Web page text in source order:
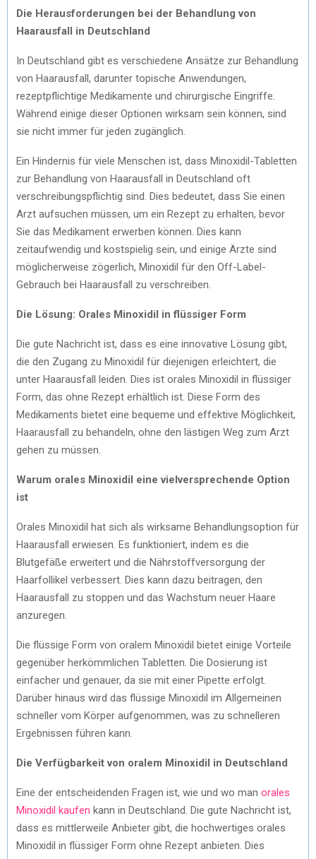
Die Herausforderungen bei der Behandlung von
Haarausfall in Deutschland
In Deutschland gibt es verschiedene Ansätze zur Behandlung
von Haarausfall, darunter topische Anwendungen,
rezeptpflichtige Medikamente und chirurgische Eingriffe.
Während einige dieser Optionen wirksam sein können, sind
sie nicht immer für jeden zugänglich.
Ein Hindernis für viele Menschen ist, dass Minoxidil-Tabletten
zur Behandlung von Haarausfall in Deutschland oft
verschreibungspflichtig sind. Dies bedeutet, dass Sie einen
Arzt aufsuchen müssen, um ein Rezept zu erhalten, bevor
Sie das Medikament erwerben können. Dies kann
zeitaufwendig und kostspielig sein, und einige Ärzte sind
möglicherweise zögerlich, Minoxidil für den Off-Label-
Gebrauch bei Haarausfall zu verschreiben.
Die Lösung: Orales Minoxidil in flüssiger Form
Die gute Nachricht ist, dass es eine innovative Lösung gibt,
die den Zugang zu Minoxidil für diejenigen erleichtert, die
unter Haarausfall leiden. Dies ist orales Minoxidil in flüssiger
Form, das ohne Rezept erhältlich ist. Diese Form des
Medikaments bietet eine bequeme und effektive Möglichkeit,
Haarausfall zu behandeln, ohne den lästigen Weg zum Arzt
gehen zu müssen.
Warum orales Minoxidil eine vielversprechende Option
ist
Orales Minoxidil hat sich als wirksame Behandlungsoption für
Haarausfall erwiesen. Es funktioniert, indem es die
Blutgefäße erweitert und die Nährstoffversorgung der
Haarfollikel verbessert. Dies kann dazu beitragen, den
Haarausfall zu stoppen und das Wachstum neuer Haare
anzuregen.
Die flüssige Form von oralem Minoxidil bietet einige Vorteile
gegenüber herkömmlichen Tabletten. Die Dosierung ist
einfacher und genauer, da sie mit einer Pipette erfolgt.
Darüber hinaus wird das flüssige Minoxidil im Allgemeinen
schneller vom Körper aufgenommen, was zu schnelleren
Ergebnissen führen kann.
Die Verfügbarkeit von oralem Minoxidil in Deutschland
Eine der entscheidenden Fragen ist, wie und wo man orales
Minoxidil kaufen kann in Deutschland. Die gute Nachricht ist,
dass es mittlerweile Anbieter gibt, die hochwertiges orales
Minoxidil in flüssiger Form ohne Rezept anbieten. Dies